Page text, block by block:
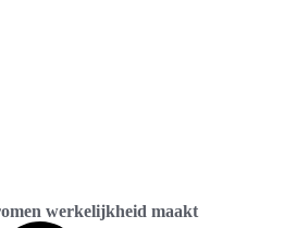
werkelijkheid maakt